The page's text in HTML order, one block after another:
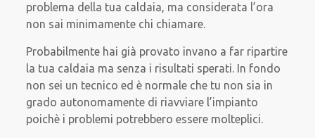
problema della tua caldaia, ma considerata l’ora
non sai minimamente chi chiamare.
Probabilmente hai già provato invano a far ripartire
la tua caldaia ma senza i risultati sperati. In fondo
non sei un tecnico ed è normale che tu non sia in
grado autonomamente di riavviare l’impianto
poichè i problemi potrebbero essere molteplici.